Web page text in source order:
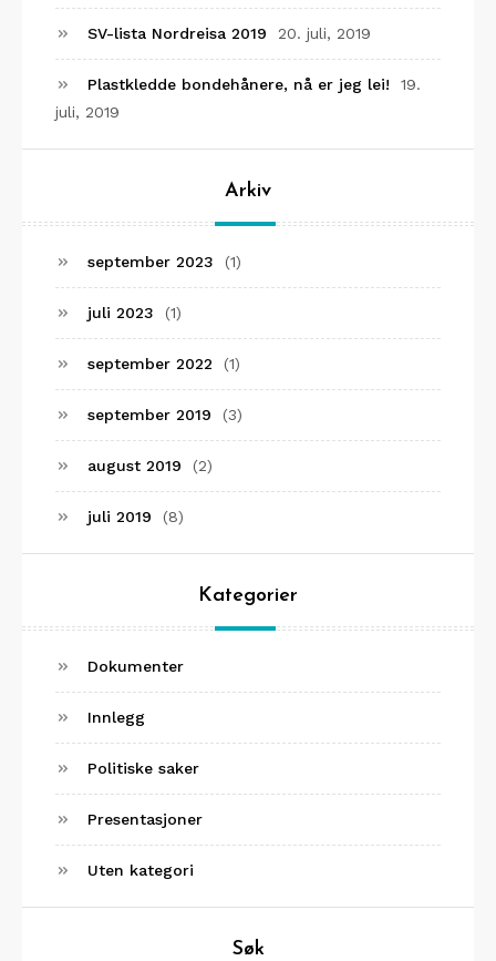
SV-lista Nordreisa 2019 20. juli, 2019
Plastkledde bondehånere, nå er jeg lei!
19.
juli, 2019
Arkiv
september 2023 (1)
juli 2023 (1)
september 2022 (1)
september 2019 (3)
august 2019 (2)
juli 2019 (8)
Kategorier
Dokumenter
Innlegg
Politiske saker
Presentasjoner
Uten kategori
Søk